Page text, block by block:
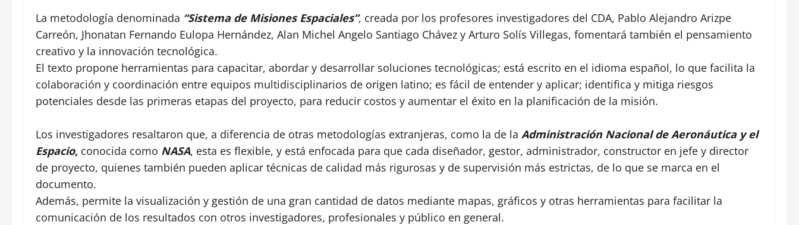
La metodología denominada “Sistema de Misiones Espaciales”, creada por los profesores investigadores del CDA, Pablo Alejandro Arizpe
Carreón, Jhonatan Fernando Eulopa Hernández, Alan Michel Angelo Santiago Chávez y Arturo Solís Villegas, fomentará también el pensamiento
creativo y la innovación tecnológica.
El texto propone herramientas para capacitar, abordar y desarrollar soluciones tecnológicas; está escrito en el idioma español, lo que facilita la
colaboración y coordinación entre equipos multidisciplinarios de origen latino; es fácil de entender y aplicar; identifica y mitiga riesgos
potenciales desde las primeras etapas del proyecto, para reducir costos y aumentar el éxito en la planificación de la misión.
Los investigadores resaltaron que, a diferencia de otras metodologías extranjeras, como la de la Administración Nacional de Aeronáutica y el
Espacio, conocida como NASA, esta es flexible, y está enfocada para que cada diseñador, gestor, administrador, constructor en jefe y director
de proyecto, quienes también pueden aplicar técnicas de calidad más rigurosas y de supervisión más estrictas, de lo que se marca en el
documento.
Además, permite la visualización y gestión de una gran cantidad de datos mediante mapas, gráficos y otras herramientas para facilitar la
comunicación de los resultados con otros investigadores, profesionales y público en general.